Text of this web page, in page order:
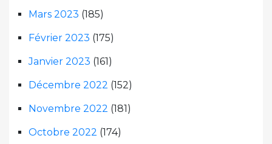
Mars 2023 (185)
Février 2023 (175)
Janvier 2023 (161)
Décembre 2022 (152)
Novembre 2022 (181)
Octobre 2022 (174)